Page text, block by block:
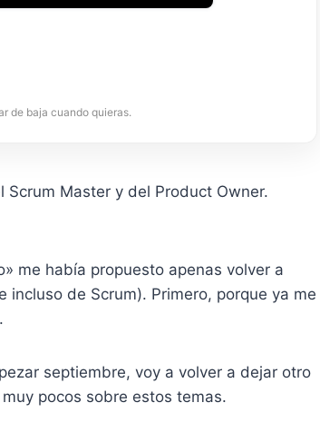
de baja cuando quieras.
Master y del Product Owner.
me había propuesto apenas volver a
de Scrum). Primero, porque ya me
septiembre, voy a volver a dejar otro
pocos sobre estos temas.